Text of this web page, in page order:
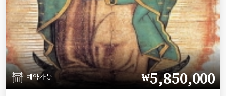
예약가능 ￦5,850,000